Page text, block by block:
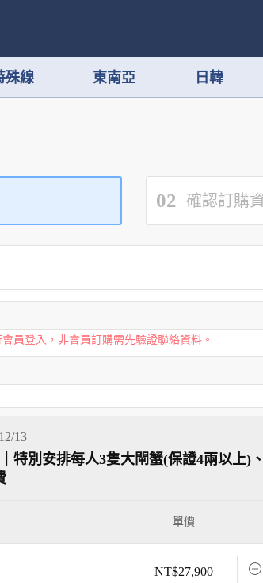
殊線 東南亞 日韓
02 確認訂購
員登入，非會員訂購需先驗證聯絡資料。
13
特別安排每人3隻大閘蟹(保證4兩以上)
單價
NT$27,900